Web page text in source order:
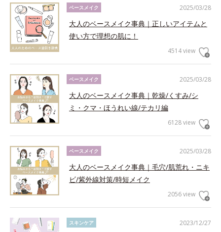
2025/03/28
ベースメイク
大人のベースメイク事典｜正しいアイテムと
使い方で理想の肌に！
4514 view
2025/03/28
ベースメイク
大人のベースメイク事典｜乾燥/くすみ/シ
ミ・クマ・ほうれい線/テカリ編
6128 view
2025/03/28
ベースメイク
大人のベースメイク事典｜毛穴/肌荒れ・ニキ
ビ/紫外線対策/時短メイク
2056 view
2023/12/27
スキンケア